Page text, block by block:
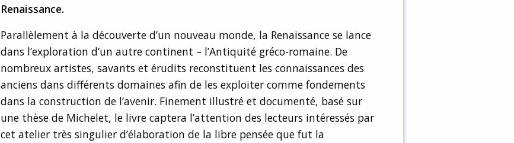
Renaissance.
Parallèlement à la découverte d’un nouveau monde, la Renaissance se lance
dans l’exploration d’un autre continent – l’Antiquité gréco-romaine. De
nombreux artistes, savants et érudits reconstituent les connaissances des
anciens dans différents domaines afin de les exploiter comme fondements
dans la construction de l’avenir. Finement illustré et documenté, basé sur
une thèse de Michelet, le livre captera l’attention des lecteurs intéressés par
cet atelier très singulier d’élaboration de la libre pensée que fut la